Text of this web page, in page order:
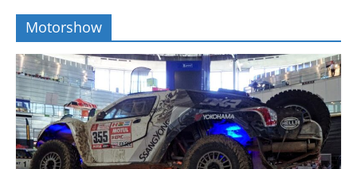
Motorshow